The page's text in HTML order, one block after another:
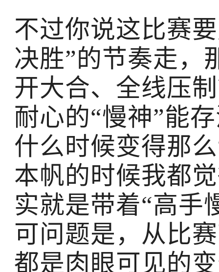
不过你说这比赛
决胜”的节奏走，
开大合、全线压
耐心的“慢神”能
什么时候变得那
本帆的时候我都
实就是带着“高手
可问题是，从比
都是肉眼可见的